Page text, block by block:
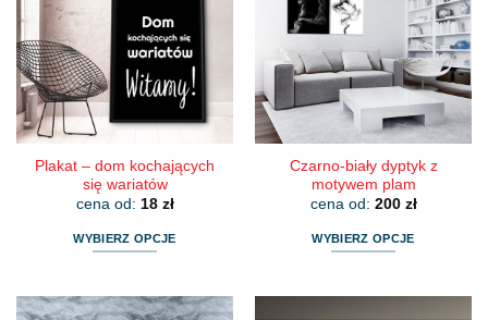
można
wybrać
na
stronie
produktu
można
wybrać
na
produktu
Plakat – dom kochających
się wariatów
cena od: 18 zł
WYBIERZ OPCJE
ma
Czarno-biały dyptyk z
motywem plam
cena od: 200 zł
WYBIERZ OPCJE